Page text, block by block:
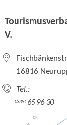
V.
16816
Tel.:
0339165 96 30